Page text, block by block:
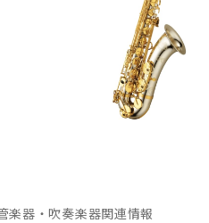
楽器・吹奏楽器関連情報